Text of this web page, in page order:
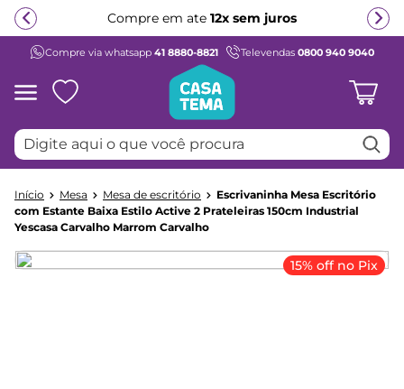
Compre em ate 12x sem juros
Compre via whatsapp 41 8880-8821 Televendas 0800 940 9040
Digite aqui o que você procura
Mesa Mesa de escritório
Escrivaninha Mesa Escritório
com Estante Baixa Estilo Active 2 Prateleiras 150cm Industrial
Yescasa Carvalho Marrom Carvalho
15% off no Pix
Termos mais buscados
1º
beliche
º
aria
5º
escrivaninha
6º
treliche
7º